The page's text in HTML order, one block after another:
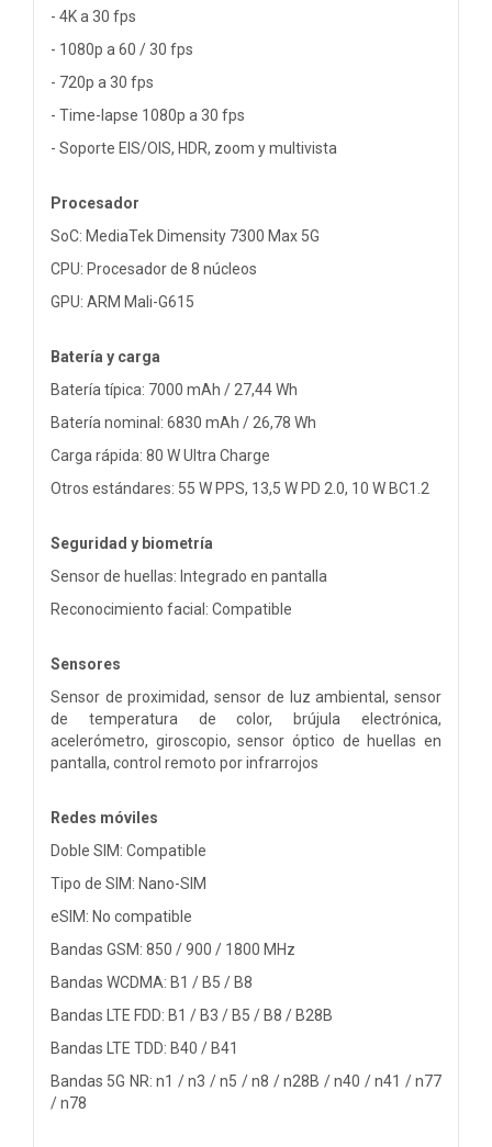
- 4K a 30 fps
- 1080p a 60 / 30 fps
- 720p a 30 fps
- Time-lapse 1080p a 30 fps
- Soporte EIS/OIS, HDR, zoom y multivista
Procesador
SoC: MediaTek Dimensity 7300 Max 5G
CPU: Procesador de 8 núcleos
GPU: ARM Mali-G615
Batería y carga
Batería típica: 7000 mAh / 27,44 Wh
Batería nominal: 6830 mAh / 26,78 Wh
Carga rápida: 80 W Ultra Charge
Otros estándares: 55 W PPS, 13,5 W PD 2.0, 10 W BC1.2
Seguridad y biometría
Sensor de huellas: Integrado en pantalla
Reconocimiento facial: Compatible
Sensores
Sensor de proximidad, sensor de luz ambiental, sensor
de temperatura de color, brújula electrónica,
acelerómetro, giroscopio, sensor óptico de huellas en
pantalla, control remoto por infrarrojos
Redes móviles
Doble SIM: Compatible
Tipo de SIM: Nano-SIM
eSIM: No compatible
Bandas GSM: 850 / 900 / 1800 MHz
Bandas WCDMA: B1 / B5 / B8
Bandas LTE FDD: B1 / B3 / B5 / B8 / B28B
Bandas LTE TDD: B40 / B41
Bandas 5G NR: n1 / n3 / n5 / n8 / n28B / n40 / n41 / n77
/ n78